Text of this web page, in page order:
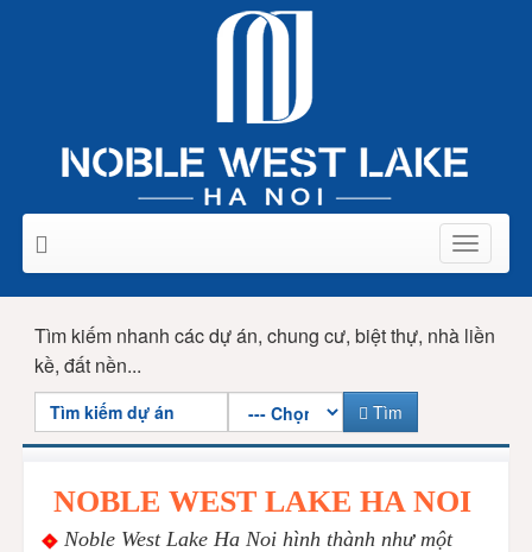
Toggle
Tìm kiếm nhanh các dự án, chung cư, biệt thự, nhà liền
kề, đất nền...
Tìm
NOBLE WEST LAKE HA NOI
Noble West Lake Ha Noi hình thành như một